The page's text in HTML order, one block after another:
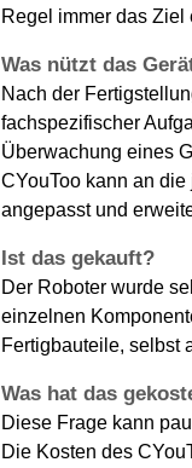
Regel immer das
Was nützt das
Nach der
fachspezifischer
Überwachung eines
CYouToo kann an
angepasst und
Ist das gekauft?
Der Roboter wurde
einzelnen
Fertigbauteile, selbst
Was hat das
Diese Frage kann
Die Kosten des